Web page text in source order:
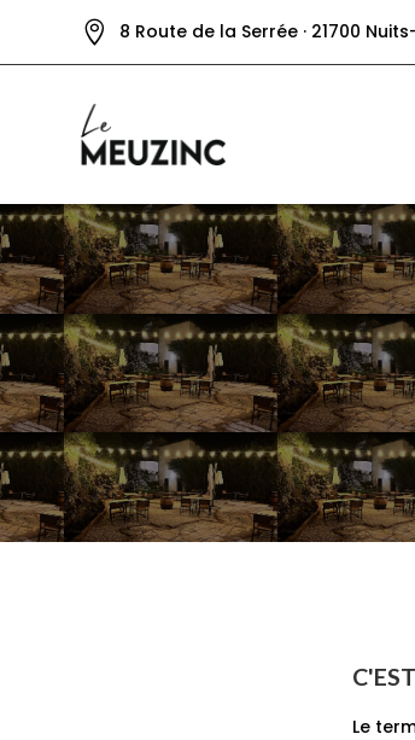
 8 Route de la Serrée · 21700
Le